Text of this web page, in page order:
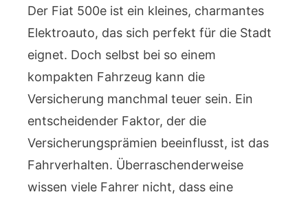
Der Fiat 500e ist ein kleines, charmantes
Elektroauto, das sich perfekt für die Stadt
eignet. Doch selbst bei so einem
kompakten Fahrzeug kann die
Versicherung manchmal teuer sein. Ein
entscheidender Faktor, der die
Versicherungsprämien beeinflusst, ist das
Fahrverhalten. Überraschenderweise
wissen viele Fahrer nicht, dass eine